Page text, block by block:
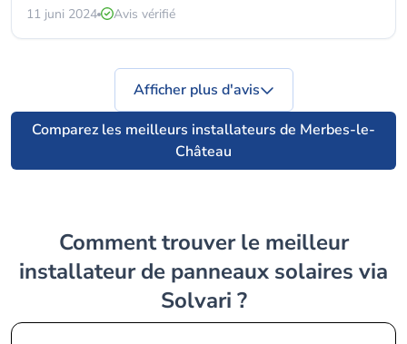
11 juni 2024 Avis vérifié
Comparez les meilleurs installateurs de Merbes-le-
Château
Afficher plus d'avis
Comment trouver le meilleur
installateur de panneaux solaires via
Solvari ?